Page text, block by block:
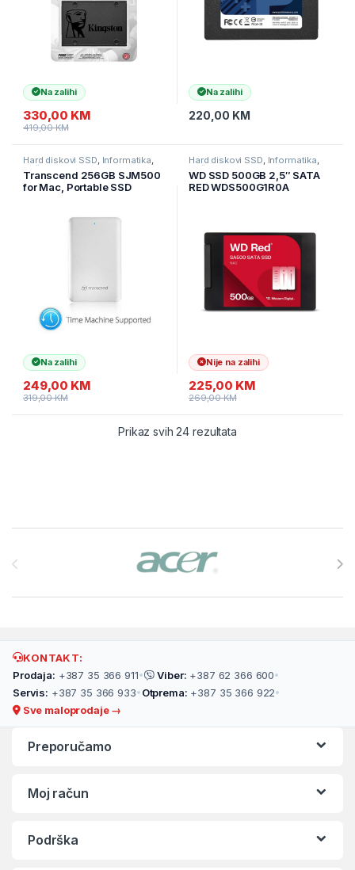
Na zalihi
330,00 KM
419,00KM
Na zalihi
220,00 KM
Hard diskovi SSD, Informatika,
Računarske Komponente
Transcend 256GB SJM500
for Mac, Portable SSD
Na zalihi
249,00 KM
319,00KM
Hard diskovi SSD, Informatika,
Računarske Komponente
WD SSD 500GB 2,5″ SATA
RED WDS500G1R0A
Nije na zalihi
225,00 KM
269,00KM
Prikaz svih 24 rezultata
KONTAKT:
Prodaja: +387 35 366 911• Viber: +387 62 366 600•
Servis: +387 35 366 933• Otprema: +387 35 366 922•
Sve maloprodaje →
Preporučamo
Moj račun
Podrška